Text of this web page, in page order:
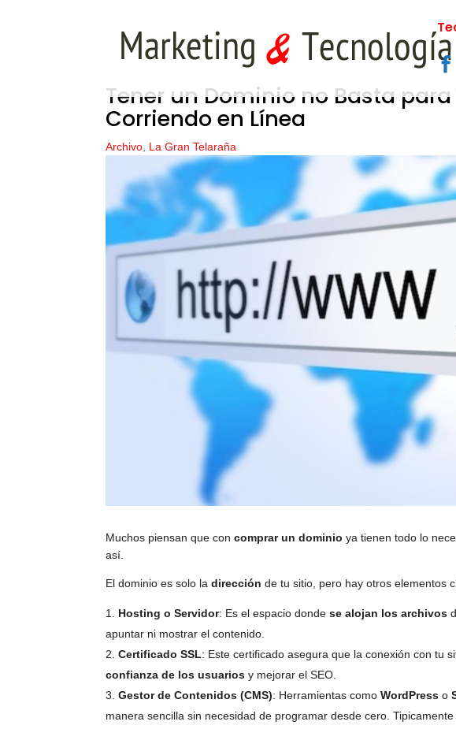
Tener un Dominio no Basta
Corriendo en Línea
Archivo La Gran Telaraña
Muchos piensan que concomprar un dominio ya tienen todo lo
así.
El dominio es solo ladirección de tu sitio, pero hay otros elementos
Hosting o Servidor: Es el espacio dondese alojan los archivos
apuntar ni mostrar el contenido.
Certificado SSL: Este certificado asegura que la conexión con tu
confianza de los usuarios y mejorar el SEO.
Gestor de Contenidos (CMS): Herramientas comoWordPress o
manera sencilla sin necesidad de programar desde cero.